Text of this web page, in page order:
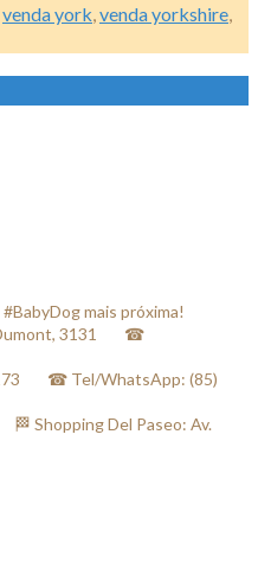
venda york,venda yorkshire,